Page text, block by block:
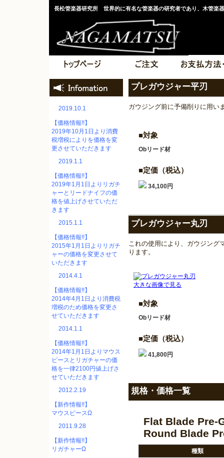
長松管楽器研究所 世界的に有名な管楽器の研究者であり、木管楽
2019.10.1
【価格情報!!】
2019年10月1日より消費
税増税によりを価格を変
更させていただきます
2019.1.1
【価格情報!!】
2019年1月1日よりリガチ
ャーとリードナイフの価
格を値上げさせていただ
きます
2015.1.1
【価格情報!!】
2015年1月1日よりリガチ
ャーの価格を変更させて
いただきます
2014.4.1
【価格情報!!】
2014年4月1日より消費税
増税のため価格を変更さ
せていただきます
2014.1.1
【価格情報!!】
2014年1月1日よりマウス
ピースとリガチャーの価
格を一律2100円値上げさ
せていただきます
2012.2.19
【新作情報!!】
マウスピースΩ
2011.9.28
【新作情報!!】
リガチャーΩ
プレガウジャー平刃
ガウジング前に予備削りに用い
■対象
Obリード材
■定価（税込）
34,100円
プレガウジャー丸刃
これの使用により、ガウジング
ります。
大きな画像で見る
■対象
Obリード材
■定価（税込）
41,800円
規格・価格一覧
Flat Blade Pre-
Round Blade
種類